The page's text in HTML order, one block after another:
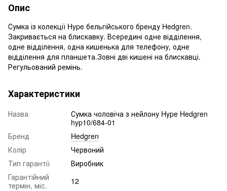
Опис
Сумка із колекції Hype бельгійського бренду Hedgren.
Закривається на блискавку. Всередині одне відділення,
одне відділення, одна кишенька для телефону, одне
відділення для планшета.Зовні дві кишені на блискавці.
Регульований ремінь.
Характеристики
Назва
Сумка чоловіча з нейлону Hype Hedgren
hyp10/684-01
Бренд
Hedgren
Колір
Червоний
Тип гарантії
Виробник
Гарантійний
термін, міс.
12